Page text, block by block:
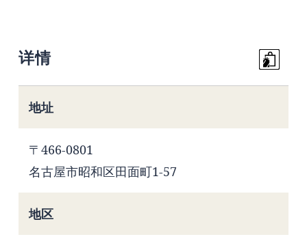
详情
地址
〒466-0801
名古屋市昭和区田面町1-57
地区